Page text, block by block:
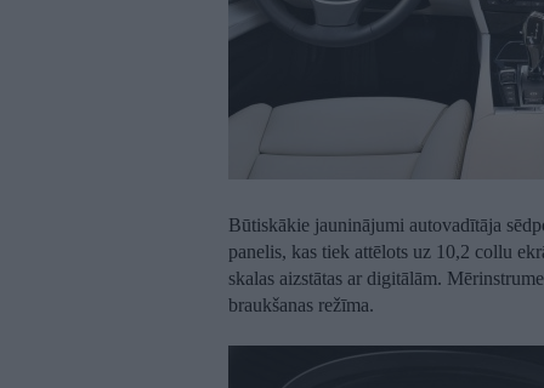
Būtiskākie jauninājumi autovadītāja
panelis, kas tiek attēlots uz 10,2 collu
skalas aizstātas ar digitālām.
braukšanas režīma.